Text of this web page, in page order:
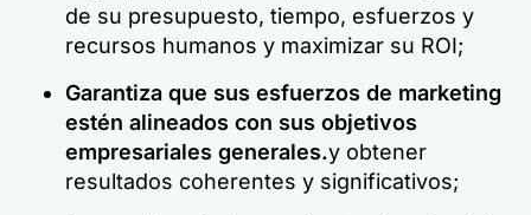
de su presupuesto, tiempo, esfuerzos y
recursos humanos y maximizar su ROI;
Garantiza que sus esfuerzos de marketing
estén alineados con sus objetivos
empresariales generales.y obtener
resultados coherentes y significativos;